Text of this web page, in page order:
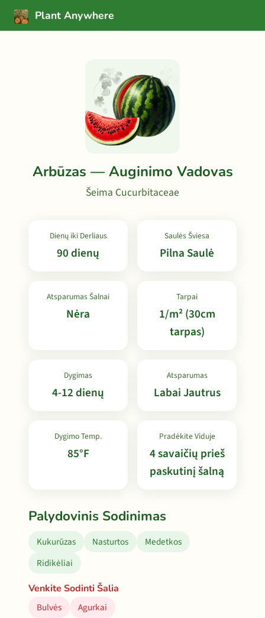
Plant Anywhere
Arbūzas — Auginimo Vadovas
Šeima Cucurbitaceae
Dienų iki Derliaus
90 dienų
Saulės Šviesa
Pilna Saulė
Atsparumas Šalnai
Nėra
Tarpai
1/m² (30cm
tarpas)
Dygimas
4-12 dienų
Atsparumas
Labai Jautrus
Dygimo Temp.
85°F
Pradėkite Viduje
4 savaičių prieš
paskutinį šalną
Palydovinis Sodinimas
Kukurūzas Nasturtos
Medetkos
Ridikėliai
Venkite Sodinti Šalia
Bulvės
Agurkai